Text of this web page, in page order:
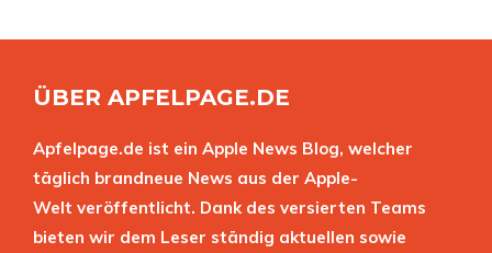
ÜBER APFELPAGE.DE
Apfelpage.de ist ein Apple News Blog, welcher
täglich brandneue News aus der Apple-
Welt veröffentlicht. Dank des versierten Teams
bieten wir dem Leser ständig aktuellen sowie